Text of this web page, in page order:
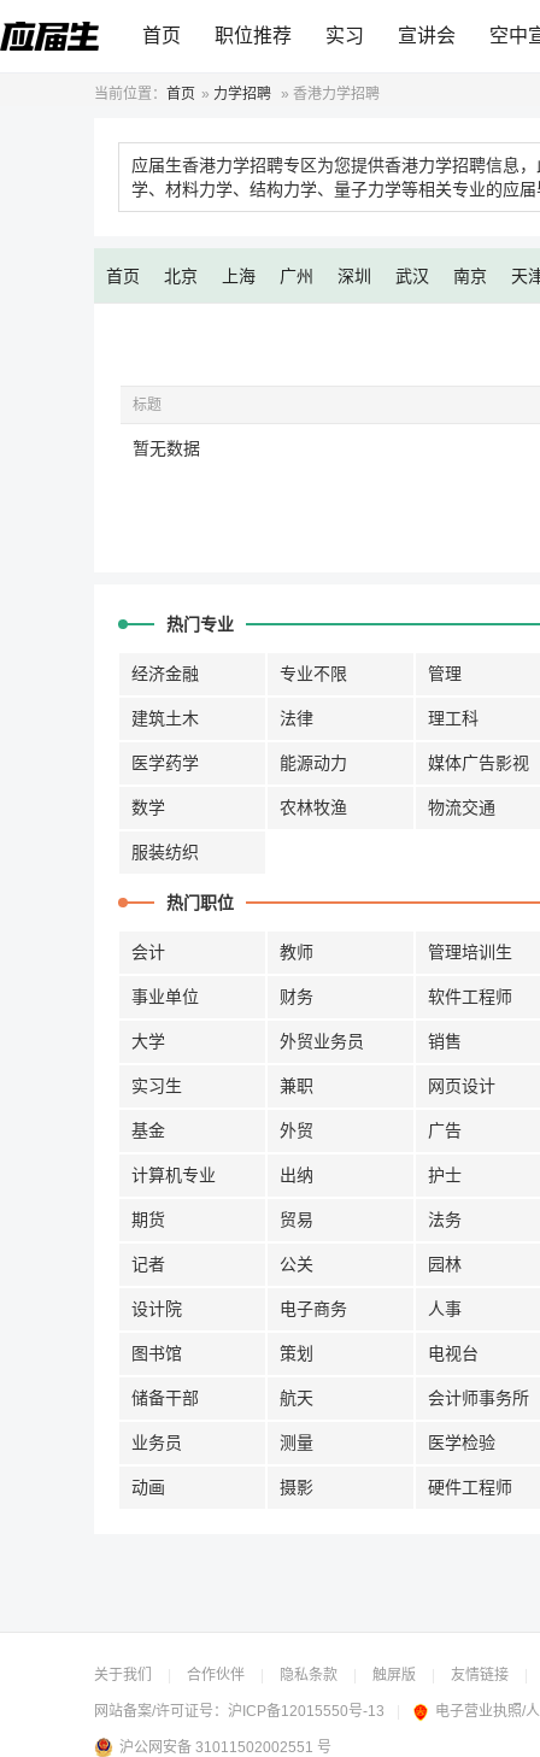
首页 职位推荐 实习 宣讲会 空中
当前位置： 首页 » 力学招聘 » 香港力学招聘
应届生香港力学招聘专区为您提供香港力学招聘信息
学、材料力学、结构力学、量子力学等相关专业的应
首页 北京 上海 广州 深圳 武汉 南京 天
标题
暂无数据
热门专业
经济金融 专业不限 管理
建筑土木 法律 理工科
医学药学 能源动力 媒体广告影视
数学 农林牧渔 物流交通
服装纺织
热门职位
会计 教师 管理培训生
事业单位 财务 软件工程师
大学 外贸业务员 销售
实习生 兼职 网页设计
基金 外贸 广告
计算机专业 出纳 护士
期货 贸易 法务
记者 公关 园林
设计院 电子商务 人事
图书馆 策划 电视台
储备干部 航天 会计师事务所
业务员 测量 医学检验
动画 摄影 硬件工程师
关于我们 合作伙伴 隐私条款 触屏版 友情链接
网站备案/许可证号： 沪ICP备12015550号-13 电子营业执照/
沪公网安备 31011502002551 号